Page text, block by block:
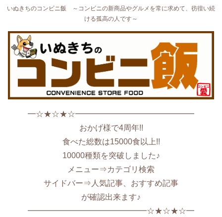
いぬきちのコンビニ飯 ～コンビニの新商品やグルメを常に求めて、彷徨い続
ける孤高の人です～
━☆★☆★☆━━━━━━━━━━━━━━━
おかげ様で4周年!!
食べた総数は15000食以上!!
10000種類を突破しました♪
メニュー⇒カテゴリ検索
サイドバー⇒人気記事、おすすめ記事
が確認出来ます♪
━━━━━━━━━━━━━━━☆★☆★☆━